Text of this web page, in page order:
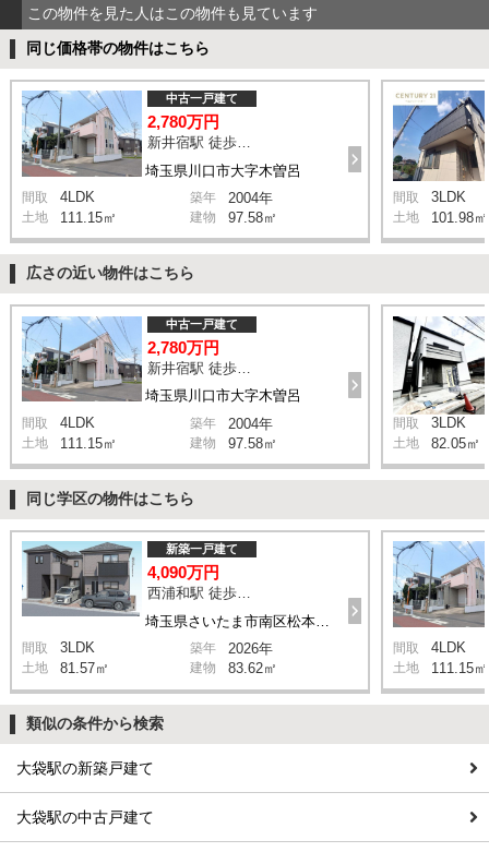
この物件を見た人はこの物件も見ています
同じ価格帯の物件はこちら
埼玉県川口市大字木曽呂
中古一戸建て
2,780万円
新井宿駅 徒歩29分
間取 4LDK 築年 2004年
土地 111.15㎡ 建物 97.58㎡
間取 3LDK
土地 101.98㎡
広さの近い物件はこちら
埼玉県川口市大字木曽呂
中古一戸建て
2,780万円
間取 4LDK 築年 2004年
土地 111.15㎡ 建物 97.58㎡
間取 3LDK
土地 82.05㎡
同じ学区の物件はこちら
新築一戸建て
4,090万円
西浦和駅 徒歩14分
間取 3LDK 築年 2026年
土地 81.57㎡ 建物 83.62㎡
間取 4LDK
土地 111.15㎡
類似の条件から検索
大袋駅の新築戸建て
大袋駅の中古戸建て